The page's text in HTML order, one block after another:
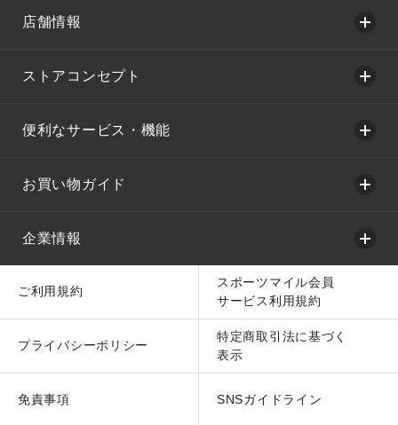
店舗情報
ストアコンセプト
便利なサービス・機能
お買い物ガイド
企業情報
ご利用規約
スポーツマイル会員
サービス利用規約
プライバシーポリシー
特定商取引法に基づく
表示
免責事項 SNSガイドライン